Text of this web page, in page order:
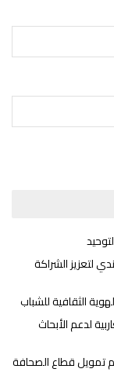
لتعزيز الشراكة
الثقافية للشباب
لدعم الأبحاث
تمويل قطاع الصحافة